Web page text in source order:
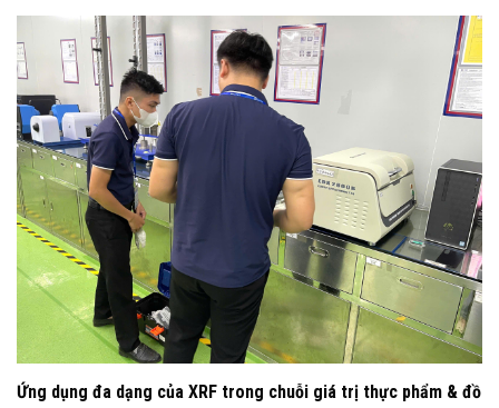
Ứng dụng đa dạng của XRF trong chuỗi giá trị thực phẩm & đồ